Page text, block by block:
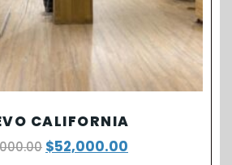
CALIFORNIA
$52,000.00